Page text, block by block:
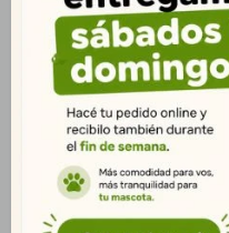
Alimento Balanceado
Chinchillas, Cuises y
Conejos
$ 160
$ 116